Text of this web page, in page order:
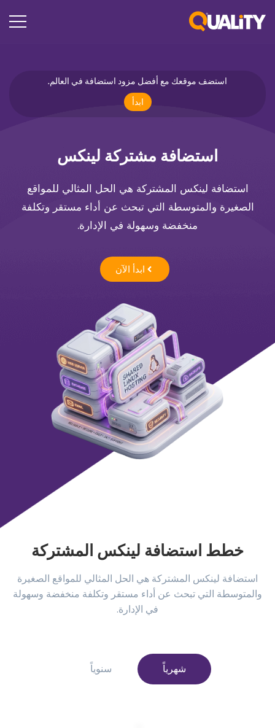
استضف موقعك مع أفضل مزود استضافة في العالم.
ابدأ
استضافة مشتركة لينكس
استضافة لينكس المشتركة هي الحل المثالي للمواقع
الصغيرة والمتوسطة التي تبحث عن أداء مستقر وتكلفة
منخفضة وسهولة في الإدارة.
ابدأ الآن
خطط استضافة لينكس المشتركة
استضافة لينكس المشتركة هي الحل المثالي للمواقع الصغيرة
والمتوسطة التي تبحث عن أداء مستقر وتكلفة منخفضة وسهولة
في الإدارة.
شهرياً سنوياً